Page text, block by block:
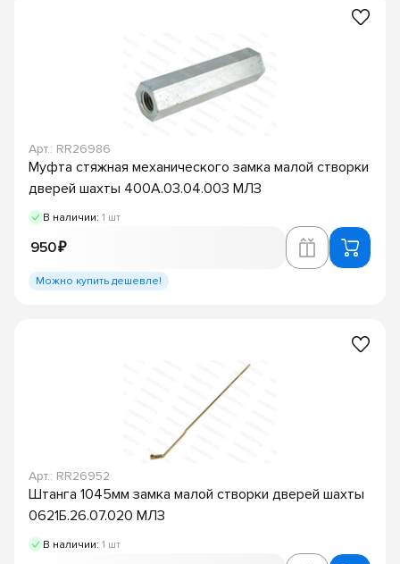
Арт.: RR26986
Муфта стяжная механического замка малой створки
дверей шахты 400А.03.04.003 МЛЗ
В наличии: 1 шт
950 ₽
Можно купить дешевле!
Арт.: RR26952
Штанга 1045мм замка малой створки дверей шахты
0621Б.26.07.020 МЛЗ
В наличии: 1 шт